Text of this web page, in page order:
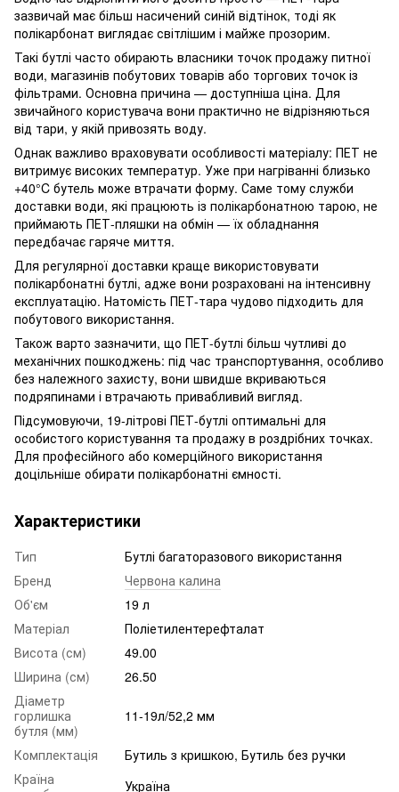
зазвичай має більш насичений синій відтінок, тоді як
полікарбонат виглядає світлішим і майже прозорим.
Такі бутлі часто обирають власники точок продажу питної
води, магазинів побутових товарів або торгових точок із
фільтрами. Основна причина — доступніша ціна. Для
звичайного користувача вони практично не відрізняються
від тари, у якій привозять воду.
Однак важливо враховувати особливості матеріалу: ПЕТ не
витримує високих температур. Уже при нагріванні близько
+40°C бутель може втрачати форму. Саме тому служби
доставки води, які працюють із полікарбонатною тарою, не
приймають ПЕТ-пляшки на обмін — їх обладнання
передбачає гаряче миття.
Для регулярної доставки краще використовувати
полікарбонатні бутлі, адже вони розраховані на інтенсивну
експлуатацію. Натомість ПЕТ-тара чудово підходить для
побутового використання.
Також варто зазначити, що ПЕТ-бутлі більш чутливі до
механічних пошкоджень: під час транспортування, особливо
без належного захисту, вони швидше вкриваються
подряпинами і втрачають привабливий вигляд.
Підсумовуючи, 19-літрові ПЕТ-бутлі оптимальні для
особистого користування та продажу в роздрібних точках.
Для професійного або комерційного використання
доцільніше обирати полікарбонатні ємності.
Характеристики
Тип
Бутлі багаторазового використання
Бренд
Червона калина
Об'єм‎
19 л
Матеріал
Поліетилентерефталат
Висота (см)
49.00
Ширина (см)
26.50
Діаметр
горлишка
бутля (мм)
11-19л/52,2 мм
Комплектація
Бутиль з кришкою, Бутиль без ручки
Країна
Україна